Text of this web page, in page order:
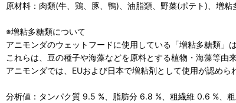
原材料：肉類(牛、鶏、豚、鴨)、油脂類、野菜(ポテト)、増
※増粘多糖類について
アニモンダのウェットフードに使用している「増粘多糖類」
これらは、豆の種子や海藻などを原料とする植物・海藻等由
アニモンダでは、EUおよび日本で増粘剤として使用が認めら
分析値：タンパク質 9.5 %、脂肪分 6.8 %、粗繊維 0.6 %、